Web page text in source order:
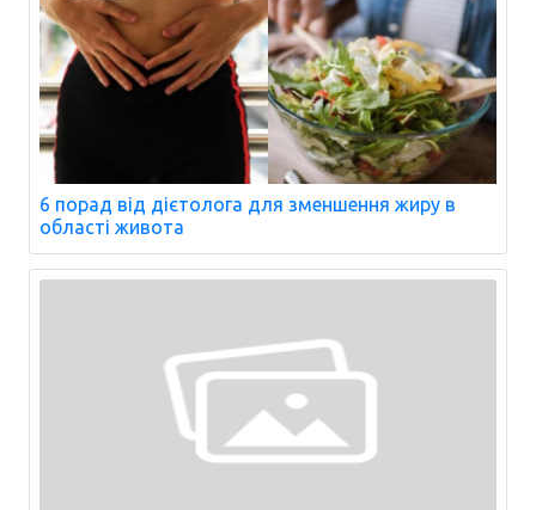
6 порад від дієтолога для зменшення жиру в
області живота